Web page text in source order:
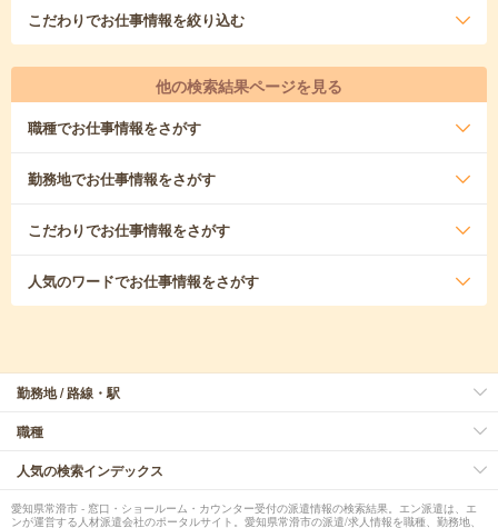
こだわりでお仕事情報を絞り込む
他の検索結果ページを見る
職種でお仕事情報をさがす
勤務地でお仕事情報をさがす
こだわりでお仕事情報をさがす
人気のワードでお仕事情報をさがす
勤務地 / 路線・駅
職種
人気の検索インデックス
愛知県常滑市 - 窓口・ショールーム・カウンター受付の派遣情報の検索結果。エン派遣は、エ
ンが運営する人材派遣会社のポータルサイト。愛知県常滑市の派遣/求人情報を職種、勤務地、